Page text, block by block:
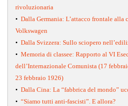
rivoluzionaria
• Dalla Germania: L’attacco frontale alla
Volkswagen
• Dalla Svizzera: Sullo sciopero
• Memoria di classee: Rapporto al VI
dell’Internazionale Comunista (17
23 febbraio 1926)
• Dalla Cina: La “fabbrica del mondo”
• “Siamo tutti anti-fascisti”. E allora?